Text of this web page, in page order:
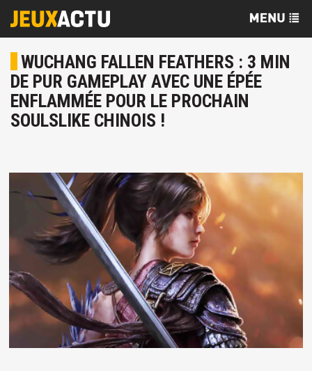
WUCHANG FALLEN FEATHERS : 3 MIN
DE PUR GAMEPLAY AVEC UNE ÉPÉE
ENFLAMMÉE POUR LE PROCHAIN
SOULSLIKE CHINOIS !